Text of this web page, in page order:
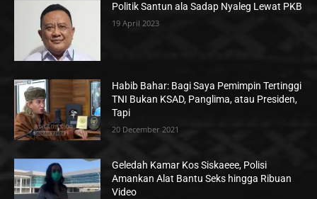
Politik Santun ala Sadap Nyaleg Lewat PKB
19 April 2023
Habib Bahar: Bagi Saya Pemimpin Tertinggi
TNI Bukan KSAD, Panglima, atau Presiden,
Tapi
20 December 2021
Geledah Kamar Kos Siskaeee, Polisi
Amankan Alat Bantu Seks hingga Ribuan
Video